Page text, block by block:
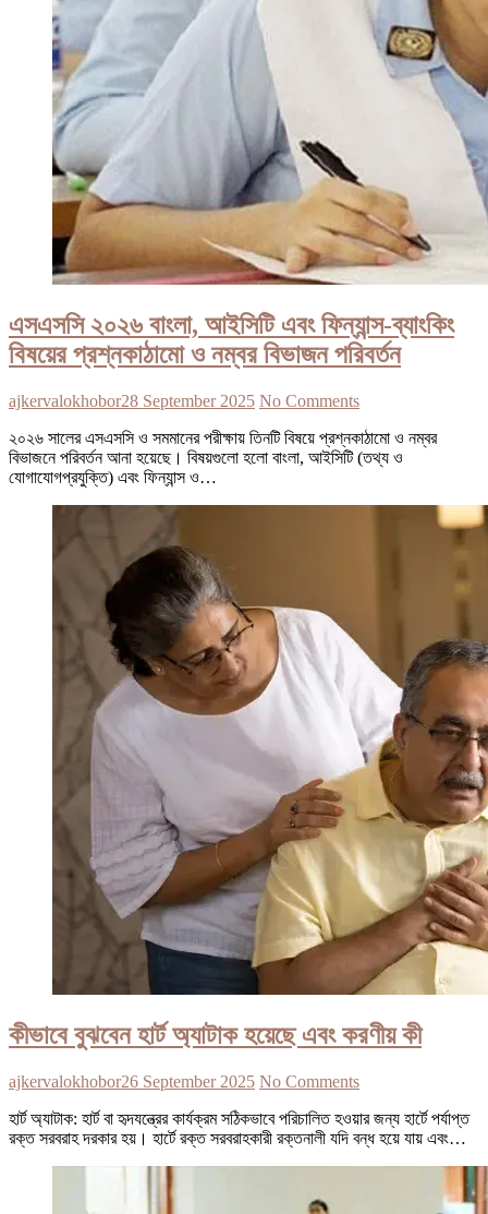
এসএসসি ২০২৬ বাংলা, আইসিটি এবং ফিন্যান্স-ব্যাংকিং
বিষয়ের প্রশ্নকাঠামো ও নম্বর বিভাজন পরিবর্তন
ajkervalokhobor28 September 2025 No Comments
২০২৬ সালের এসএসসি ও সমমানের পরীক্ষায় তিনটি বিষয়ে প্রশ্নকাঠামো ও নম্বর
বিভাজনে পরিবর্তন আনা হয়েছে। বিষয়গুলো হলো বাংলা, আইসিটি (তথ্য ও
যোগাযোগপ্রযুক্তি) এবং ফিন্যান্স ও…
কীভাবে বুঝবেন হার্ট অ্যাটাক হয়েছে এবং করণীয় কী
ajkervalokhobor26 September 2025 No Comments
হার্ট অ্যাটাক: হার্ট বা হৃদযন্ত্রের কার্যক্রম সঠিকভাবে পরিচালিত হওয়ার জন্য হার্টে পর্যাপ্ত
রক্ত সরবরাহ দরকার হয়। হার্টে রক্ত সরবরাহকারী রক্তনালী যদি বন্ধ হয়ে যায় এবং…